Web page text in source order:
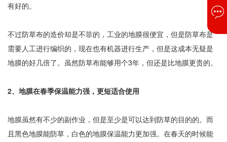
有好的。
不过防草布的造价却是不菲的，工业的地膜很便宜，但是防草布是
需要人工进行编织的，现在也有机器进行生产，但是这成本无疑是
地膜的好几倍了。虽然防草布能够用个3年，但还是比地膜更贵的。
2、地膜在春季保温能力强，更短适合使用
地膜虽然有不少的副作业，但是至少是可以达到防草的目的的。而
且黑色地膜能防草，白色的地膜保温能力更加强。在春天的时候能